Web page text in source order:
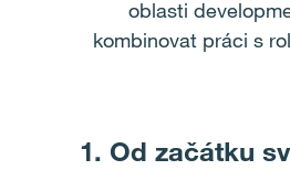
oblasti
kombinovat práci s
1. Od začátku